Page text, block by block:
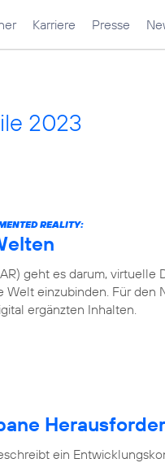
Karriere Presse
2023
REALITY:
geht es darum, virtuelle
Welt einzubinden. Für den
ergänzten Inhalten.
ein